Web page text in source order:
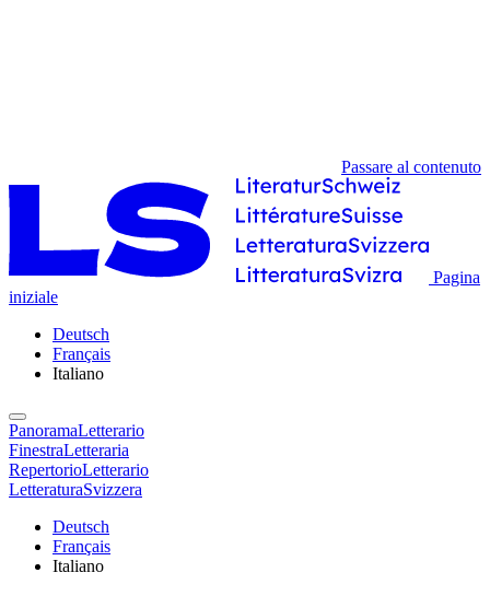
Passare al contenuto
Pagina
iniziale
Deutsch
Français
Italiano
PanoramaLetterario
FinestraLetteraria
RepertorioLetterario
LetteraturaSvizzera
Deutsch
Français
Italiano